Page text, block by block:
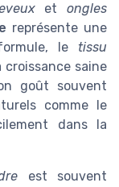
etongles
représente une
le tissu
saine
goût souvent
comme le
dans la
est souvent